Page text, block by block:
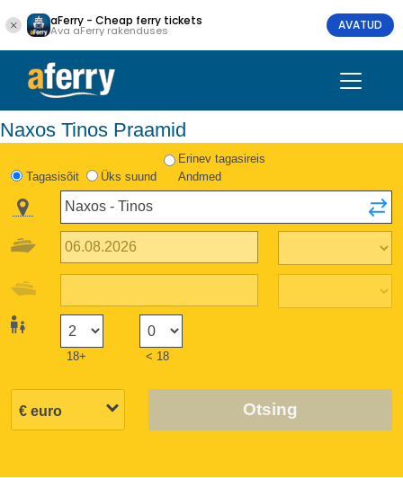
aFerry - Cheap ferry tickets
Ava aFerry rakenduses AVATUD
Naxos Tinos Praamid
Tagasisõit Üks suund
Erinev tagasireis
Andmed
18+ < 18
Otsing